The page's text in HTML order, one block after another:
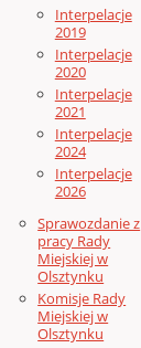
Interpelacje
2019
Interpelacje
2020
Interpelacje
2021
Interpelacje
2024
Interpelacje
2026
Sprawozdanie z
pracy Rady
Miejskiej w
Olsztynku
Komisje Rady
Miejskiej w
Olsztynku